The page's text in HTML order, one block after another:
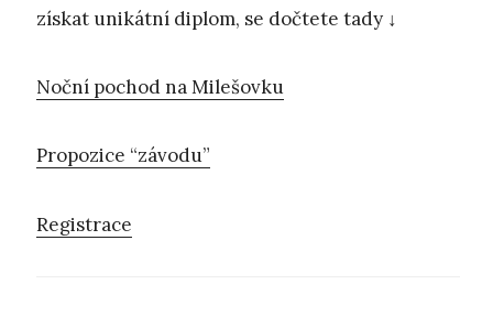
získat unikátní diplom, se dočtete tady ↓
Noční pochod na Milešovku
Propozice “závodu”
Registrace